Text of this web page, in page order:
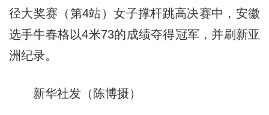
径大奖赛（第4站）女子撑杆跳高决赛中，安徽
选手牛春格以4米73的成绩夺得冠军，并刷新亚
洲纪录。
新华社发（陈博摄）